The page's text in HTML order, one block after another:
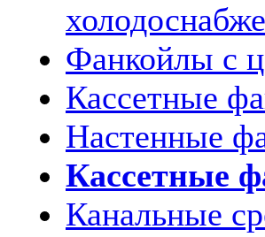
Фанкойлы с
Кассетные
Настенные
Кассетные
Канальные